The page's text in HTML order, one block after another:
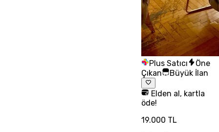
Plus Satıcı
Öne
Çıkan
Büyük İlan
Elden al, kartla
öde!
19.000 TL